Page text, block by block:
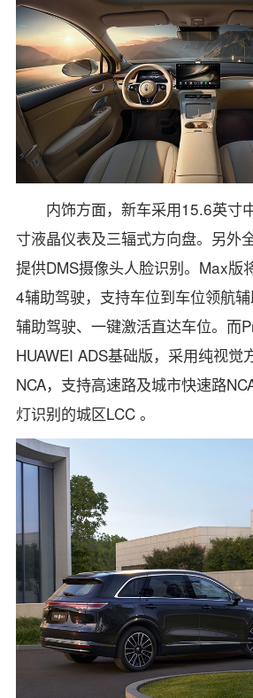
内饰方面，新车采用15.6英寸
寸液晶仪表及三辐式方向盘。另外
提供DMS摄像头人脸识别。Max版
4辅助驾驶，支持车位到车位领航
辅助驾驶、一键激活直达车位。而
HUAWEI ADS基础版，采用纯视觉
NCA，支持高速路及城市快速路
灯识别的城区LCC 。